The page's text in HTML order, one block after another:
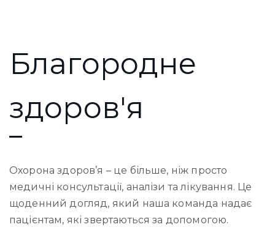
Благородне
здоров'я
Охорона здоров’я – це більше, ніж просто
медичні консультації, аналізи та лікування. Це
щоденний догляд, який наша команда надає
пацієнтам, які звертаються за допомогою.